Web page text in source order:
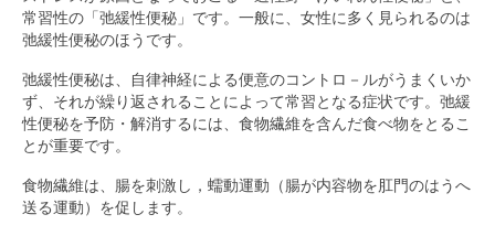
常習性の「弛緩性便秘」です。一般に、女性に多く見られるのは
弛緩性便秘のほうです。
弛緩性便秘は、自律神経による便意のコントロ－ルがうまくいか
ず、それが繰り返されることによって常習となる症状です。弛緩
性便秘を予防・解消するには、食物繊維を含んだ食べ物をとるこ
とが重要です。
食物繊維は、腸を刺激し，蠕動運動（腸が内容物を肛門のはうへ
送る運動）を促します。